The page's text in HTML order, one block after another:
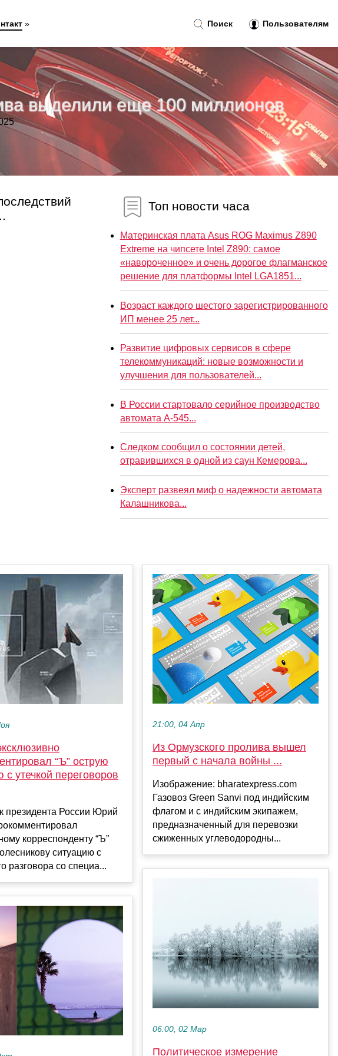
выделили еще 100 миллионов
Топ новости часа
Материнская плата Asus ROG Maximus Z890
Extreme на чипсете Intel Z890: самое
«навороченное» и очень дорогое флагманское
решение для платформы Intel LGA1851...
Возраст каждого шестого зарегистрированного
ИП менее 25 лет...
Развитие цифровых сервисов в сфере
телекоммуникаций: новые возможности и
улучшения для пользователей...
В России стартовало серийное производство
автомата А-545...
Следком сообщил о состоянии детей,
отравившихся в одной из саун Кемерова...
Эксперт развеял миф о надежности автомата
Калашникова...
“Ъ” острую
с утечкой переговоров
президента России Юрий
корреспонденту “Ъ”
ситуацию с
разговора со специа...
21:00, 04 Апр
Из Ормузского пролива вышел
первый с начала войны ...
Изображение: bharatexpress.com
Газовоз Green Sanvi под индийским
флагом и с индийским экипажем,
предназначенный для перевозки
сжиженных углеводородны...
06:00, 02 Мар
Политическое измерение
Поиск Пользователям
»